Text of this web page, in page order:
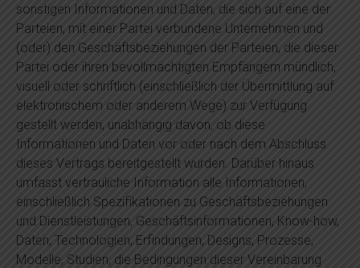
sonstigen Informationen und Daten, die sich auf eine der
Parteien, mit einer Partei verbundene Unternehmen und
(oder) den Geschäftsbeziehungen der Parteien, die dieser
Partei oder ihren bevollmächtigten Empfängern mündlich,
visuell oder schriftlich (einschließlich der Übermittlung auf
elektronischem oder anderem Wege) zur Verfügung
gestellt werden, unabhängig davon, ob diese
Informationen und Daten vor oder nach dem Abschluss
dieses Vertrags bereitgestellt wurden. Darüber hinaus
umfasst vertrauliche Information alle Informationen,
einschließlich Spezifikationen zu Geschäftsbeziehungen
und Dienstleistungen, Geschäftsinformationen, Know-how,
Daten, Technologien, Erfindungen, Designs, Prozesse,
Modelle, Studien, die Bedingungen dieser Vereinbarung